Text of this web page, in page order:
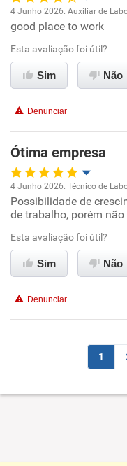
Oportunidade de
Ambiente de trabalho
Benefícios
Recomenda esta
Recomenda a
4 Junho 2026. Auxiliar de
good place to work
Esta avaliação foi útil?
Sim Não
Denunciar
Ótima empresa
Oportunidade de
Ambiente de trabalho
Conciliação com a vida
Recomenda esta
4 Junho 2026. Técnico de
Possibilidade de
de trabalho, porém
Esta avaliação foi útil?
Sim Não
Denunciar
1